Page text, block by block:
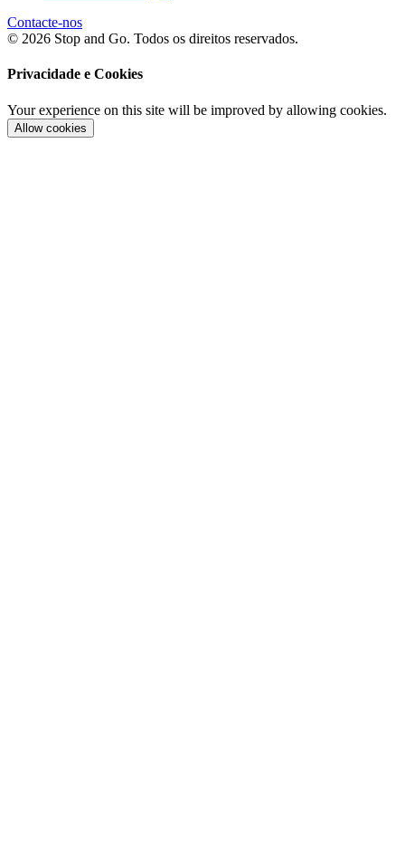
Contacte-nos
© 2026 Stop and Go. Todos os direitos reservados.
Privacidade e Cookies
Your experience on this site will be improved by allowing cookies.
Allow cookies